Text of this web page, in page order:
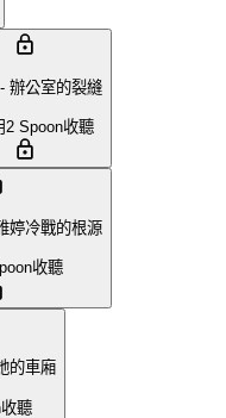
辦公室的裂縫
2 Spoon收聽
婷冷戰的根源
收聽
的車廂
聽